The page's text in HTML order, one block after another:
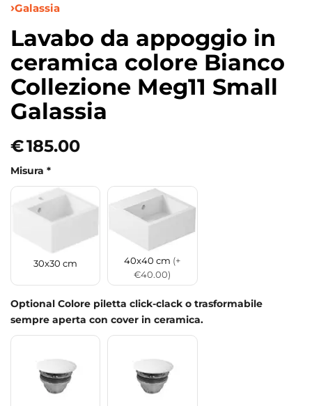
Galassia
Lavabo da appoggio in
ceramica colore Bianco
Collezione Meg11 Small
Galassia
€185.00
Misura *
30x30 cm 40x40 cm (+
€40.00)
Optional Colore piletta click-clack o trasformabile
sempre aperta con cover in ceramica.